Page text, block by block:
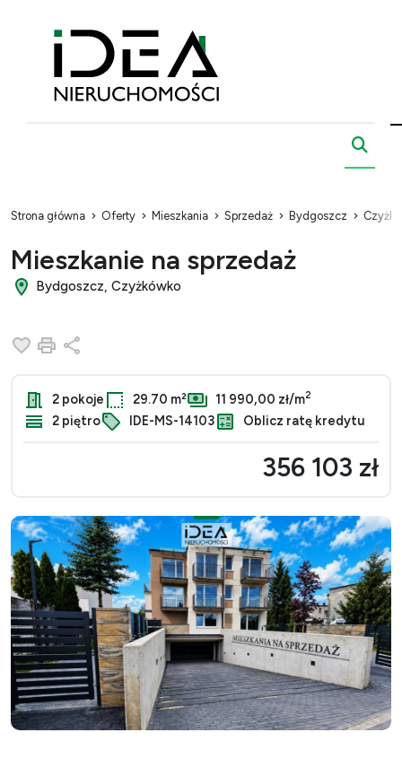
Strona główna Oferty Mieszkania Sprzedaż Bydgoszcz
Mieszkanie na sprzedaż
Bydgoszcz, Czyżkówko
Dodaj do ulubionych
Drukuj
2 pokoje 29.70 m² 11 990,00 zł/m2
2 piętro IDE-MS-14103 Oblicz ratę kredytu
356 103 zł